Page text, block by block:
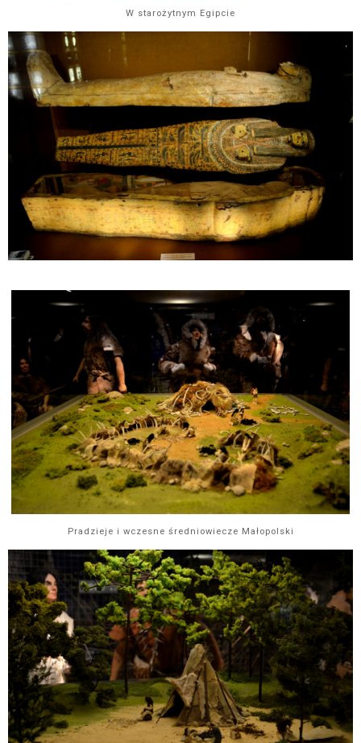
W starożytnym Egipcie
Pradzieje i wczesne średniowiecze Małopolski